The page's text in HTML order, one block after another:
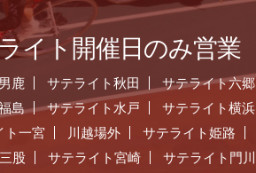
イト開催日のみ営業
鹿 サテライト秋田
サテライト六郷
島
サテライト水戸
サテライト横浜
ト一宮
川越場外
サテライト姫路
股
サテライト宮崎 サテライト門川